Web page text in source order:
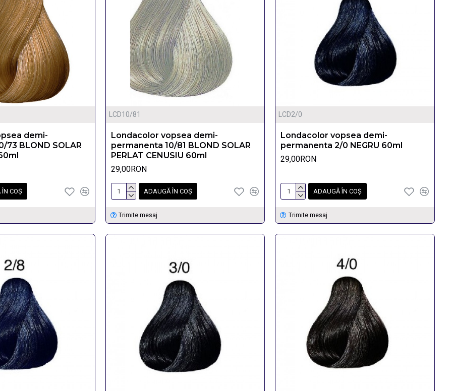
demi-
73 BLOND SOLAR
COŞ
LCD10/81
Londacolor vopsea demi-
permanenta 10/81 BLOND SOLAR
PERLAT CENUSIU 60ml
29,00RON
ADAUGĂ ÎN COŞ
Trimite mesaj
LCD2/0
Londacolor vopsea demi-
permanenta 2/0 NEGRU 60ml
29,00RON
ADAUGĂ ÎN COŞ
Trimite mesaj